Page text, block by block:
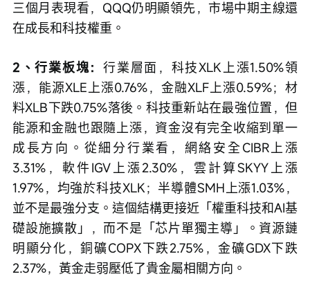
三個月表現看，QQQ仍明顯領先，市場中期主線還
在成長和科技權重。
2、行業板塊：行業層面，科技XLK上漲1.50%領
漲，能源XLE上漲0.76%，金融XLF上漲0.59%；材
料XLB下跌0.75%落後。科技重新站在最強位置，但
能源和金融也跟隨上漲，資金沒有完全收縮到單一
成長方向。從細分行業看，網絡安全CIBR上漲
3.31%，軟件IGV上漲2.30%，雲計算SKYY上漲
1.97%，均強於科技XLK；半導體SMH上漲1.03%，
並不是最強分支。這個結構更接近「權重科技和AI基
礎設施擴散」，而不是「芯片單獨主導」。資源鏈
明顯分化，銅礦COPX下跌2.75%，金礦GDX下跌
2.37%，黃金走弱壓低了貴金屬相關方向。